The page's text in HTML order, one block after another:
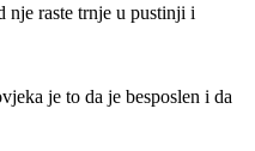
nje raste trnje u pustinji i
je to da je besposlen i da